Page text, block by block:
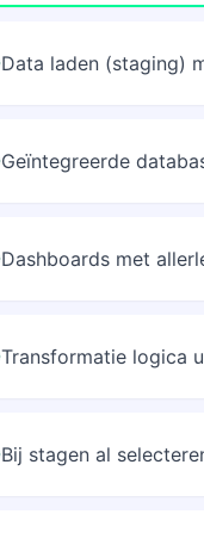
Data laden (staging)
Geïntegreerde
Dashboards met
Transformatie logica
Bij stagen al